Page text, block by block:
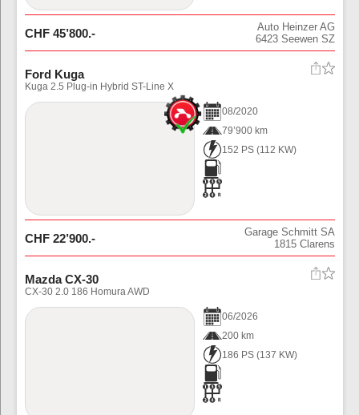
CHF 45’800.-
Auto Heinzer AG
6423 Seewen SZ
Ford Kuga
Kuga 2.5 Plug-in Hybrid ST-Line X
08/2020
79’900 km
152 PS (112 KW)
CHF 22’900.-
Garage Schmitt SA
1815 Clarens
Mazda CX-30
CX-30 2.0 186 Homura AWD
06/2026
200 km
186 PS (137 KW)